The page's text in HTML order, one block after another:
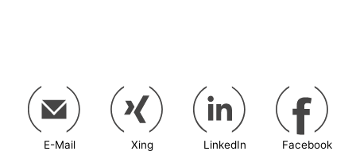
E-Mail Xing LinkedIn Facebook